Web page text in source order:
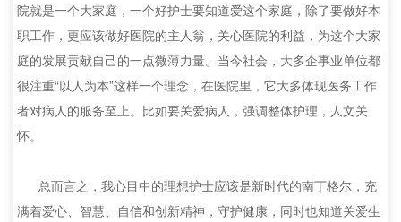
院就是一个大家庭，一个好护士要知道爱这个家庭，除了要做好本
职工作，更应该做好医院的主人翁，关心医院的利益，为这个大家
庭的发展贡献自己的一点微薄力量。当今社会，大多企事业单位都
很注重“以人为本”这样一个理念，在医院里，它大多体现医务工作
者对病人的服务至上。比如要关爱病人，强调整体护理，人文关
怀。
总而言之，我心目中的理想护士应该是新时代的南丁格尔，充
满着爱心、智慧、自信和创新精神，守护健康，同时也知道关爱生